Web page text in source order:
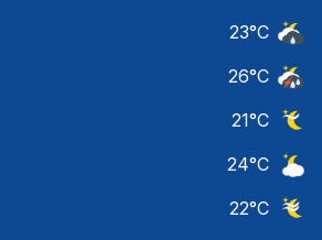
23°C
26°C
21°C
24°C
22°C